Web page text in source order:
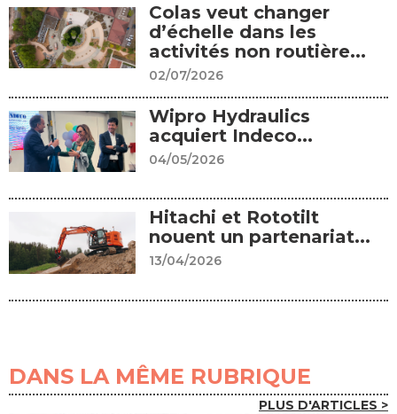
Colas veut changer
d’échelle dans les
activités non routière...
02/07/2026
Wipro Hydraulics
acquiert Indeco...
04/05/2026
Hitachi et Rototilt
nouent un partenariat...
13/04/2026
DANS LA MÊME RUBRIQUE
PLUS D'ARTICLES >